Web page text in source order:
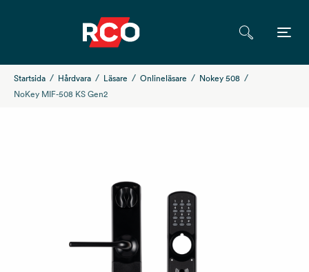
Startsida Hårdvara Läsare Onlineläsare
Nokey 508
NoKey MIF-508 KS Gen2